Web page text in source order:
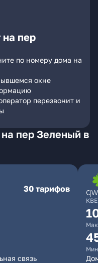
на пер
по номеру дома на
окне
перезвонит и
пер Зеленый в
30 тарифов
связь